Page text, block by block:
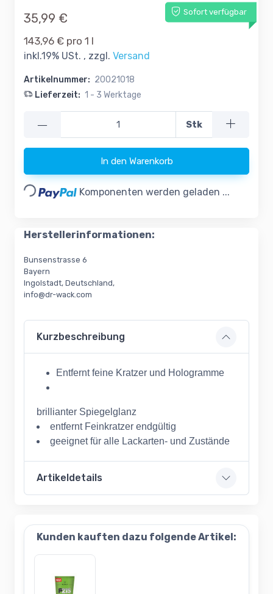
Sofort verfügbar
35,99 €
143,96 € pro 1 l
inkl.19% USt. , zzgl. Versand
Artikelnummer: 20021018
Lieferzeit: 1 - 3 Werktage
— Stk
In den Warenkorb
Loading... Komponenten werden geladen ...
Herstellerinformationen:
Bunsenstrasse 6
Bayern
Ingolstadt, Deutschland,
info@dr-wack.com
Kurzbeschreibung
Entfernt feine Kratzer und Hologramme
brillianter Spiegelglanz
entfernt Feinkratzer endgültig
geeignet für alle Lackarten- und Zustände
Artikeldetails
Kunden kauften dazu folgende Artikel: